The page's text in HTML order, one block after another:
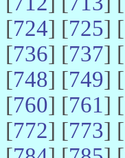
[724] [725] [
[736] [737] [
[748] [749] [
[760] [761] [
[772] [773] [